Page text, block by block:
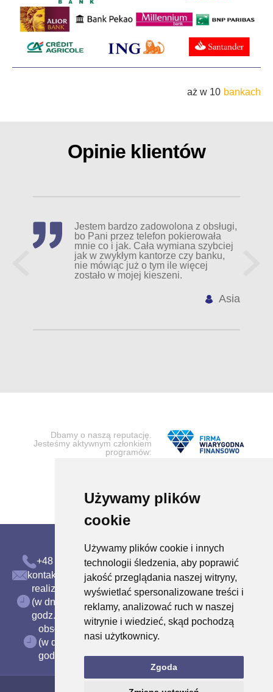
Używamy plików
cookie
Używamy plików cookie i innych
technologii śledzenia, aby poprawić
jakość przeglądania naszej witryny,
wyświetlać spersonalizowane treści i
reklamy, analizować ruch w naszej
witrynie i wiedzieć, skąd pochodzą
nasi użytkownicy.
Zgoda
aż w 10 bankach
Opinie klientów
Od kilku lat wymieniałem w banku bo
tak wydawało mi się łatwiej, znajomy
poradził mi spróbować przez
internetowy kantor, wybrałem ten bo
miał najlepszy kurs NOKa – nawet nie
chce myśleć ile straciłem przez te lata.
MarciN K.
Dbamy o naszą reputację.
Jesteśmy aktywnym członkiem
programów:
+48 58 300 00 71
kontakt@nordiqa.com
realizacja transakcji
(w dni robocze)
godz. 8:30-16:30
obsługa klienta
(w dni robocze)
godz. 8:30-16:30